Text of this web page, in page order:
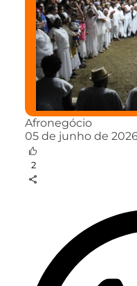
Afronegócio
05 de junho de
2